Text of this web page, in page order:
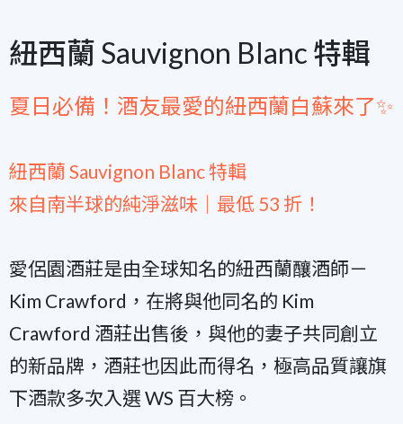
紐西蘭 Sauvignon Blanc 特輯
夏日必備！酒友最愛的紐西蘭白蘇來了✨
紐西蘭 Sauvignon Blanc 特輯
來自南半球的純淨滋味｜最低 53 折！
愛侶園酒莊是由全球知名的紐西蘭釀酒師－
Kim Crawford，在將與他同名的 Kim
Crawford 酒莊出售後，與他的妻子共同創立
的新品牌，酒莊也因此而得名，極高品質讓旗
下酒款多次入選 WS 百大榜。